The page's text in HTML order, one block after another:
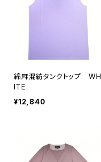
綿麻混紡タンクトップ WH
ITE
¥12,840